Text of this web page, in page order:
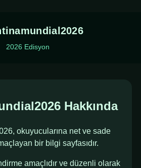
2026 Edisyon
Hakkında
okuyucularına net ve sade
bir bilgi sayfasıdır.
amaçlıdır ve düzenli olarak